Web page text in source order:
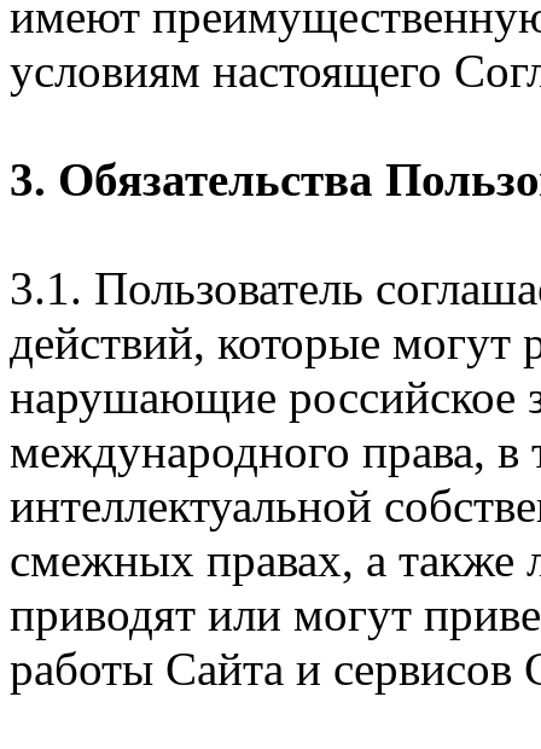
имеют
условиям настоящего
3. Обязательства
3.1. Пользователь
действий, которые могут
нарушающие российское
международного права, в
интеллектуальной
смежных правах, а также
приводят или могут
работы Сайта и сервисов